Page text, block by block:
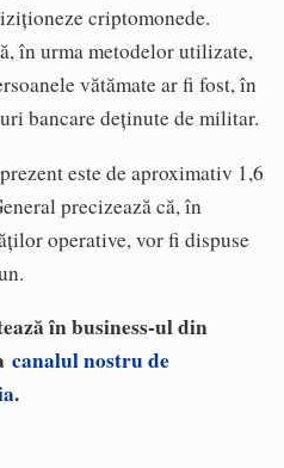
criptomonede.
în urma metodelor utilizate,
vătămate ar fi fost, în
bancare deținute de militar.
este de aproximativ 1,6
precizează că, în
operative, vor fi dispuse
în business-ul din
canalul nostru de
.